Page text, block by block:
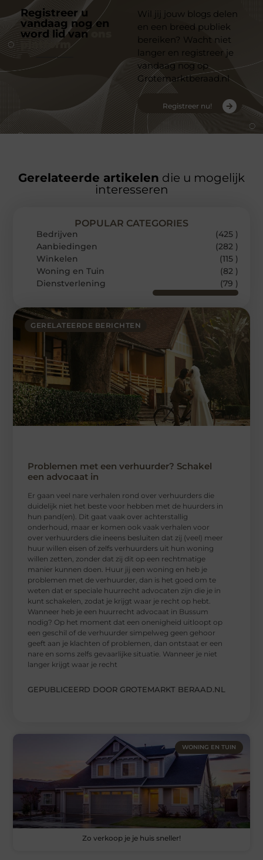
Registreer u
vandaag nog en
word lid van
platform
Wil jij jouw blogs delen
en een breed publiek
bereiken? Wacht niet
langer en registreer je
vandaag nog op
Grotemarktberaad.nl
Registreer nu!
Gerelateerde artikelen die u mogelijk
interesseren
GERELATEERDE BERICHTEN
Problemen met een verhuurder? Schakel
een advocaat in
Er gaan veel nare verhalen rond over verhuurders die
duidelijk niet het beste voor hebben met de huurders in
hun pand(en). Dit gaat vaak over achterstallig
onderhoud, maar er komen ook vaak verhalen voor
over verhuurders die ineens besluiten dat zij (veel) meer
huur willen eisen of zelfs verhuurders uit hun woning
willen zetten, zonder dat zij dit op een rechtmatige
manier kunnen doen. Huur jij een woning en heb je
problemen met de verhuurder, dan is het goed om te
weten dat er speciale huurrecht advocaten zijn die je in
kunt schakelen, zodat je krijgt waar je recht op hebt.
Wanneer heb je een huurrecht advocaat in Bussum
nodig? Op het moment dat een onenigheid uitloopt op
een geschil of de verhuurder simpelweg geen gehoor
geeft aan je klachten of problemen, dan ontstaat er een
nare en soms zelfs gevaarlijke situatie. Wanneer je niet
langer krijgt waar je recht
GEPUBLICEERD DOOR GROTEMARKT BERAAD.NL
POPULAR CATEGORIES
Bedrijven
(425 )
Aanbiedingen
(282 )
Winkelen
(115 )
Woning en Tuin
(82 )
Dienstverlening
(79 )
WONING EN TUIN
Zo verkoop je je huis sneller!